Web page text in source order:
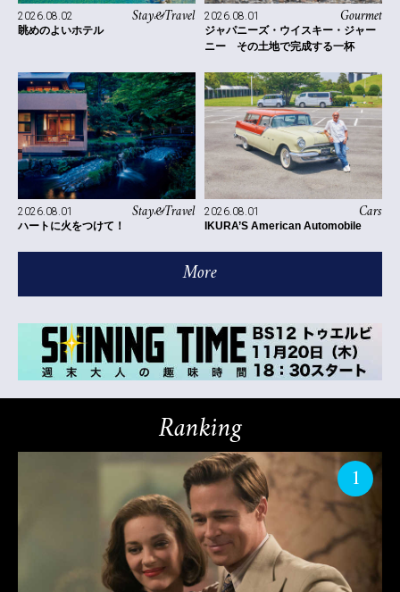
Stay&Travel
2026.08.02
眺めのよいホテル
Gourmet
2026.08.01
ジャパニーズ・ウイスキー・ジャー
ニー その土地で完成する一杯
Stay&Travel
2026.08.01
ハートに火をつけて！
Cars
2026.08.01
IKURA’S American Automobile
More
Ranking
1